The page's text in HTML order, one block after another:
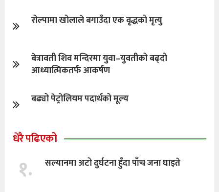
रोल्पामा खोलाले बगाउँदा एक वृद्धको मृत्यु
बेत्रावती शिव मन्दिरमा युवा–युवतीको बढ्दो
आध्यात्मिकतर्फ आकर्षण
बढ्यो पेट्रोलियम पदार्थको मूल्य
धेरै पढिएको
१. सल्यानमा अटो दुर्घटना हुँदा पाँच जना घाइते